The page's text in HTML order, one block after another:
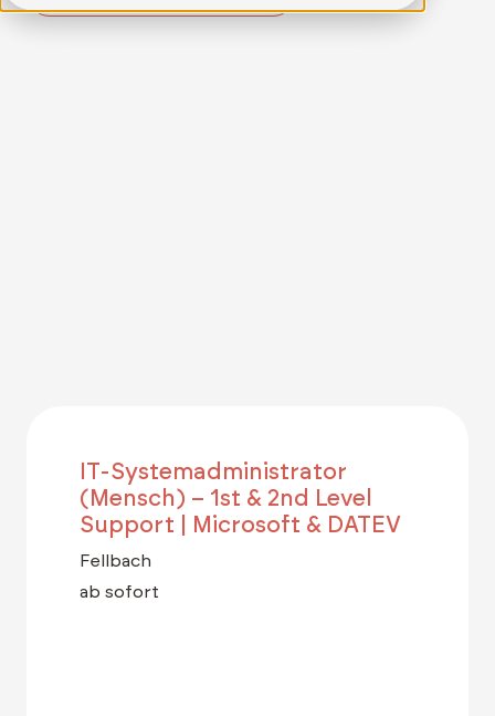
IT-Systemadministrator
(Mensch) – 1st & 2nd Level
Support | Microsoft & DATEV
Fellbach
ab sofort